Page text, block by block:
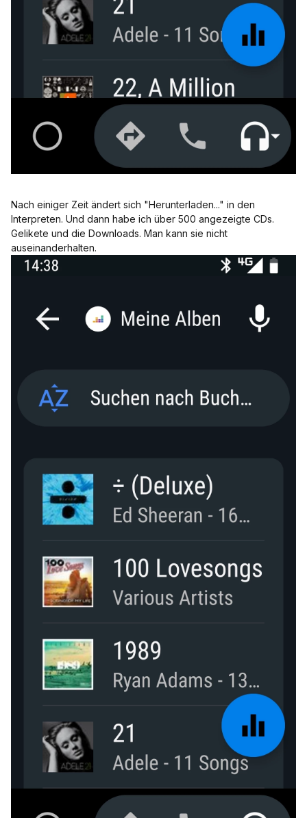
Nach einiger Zeit ändert sich "Herunterladen..." in den
Interpreten. Und dann habe ich über 500 angezeigte CDs.
Gelikete und die Downloads. Man kann sie nicht
auseinanderhalten.